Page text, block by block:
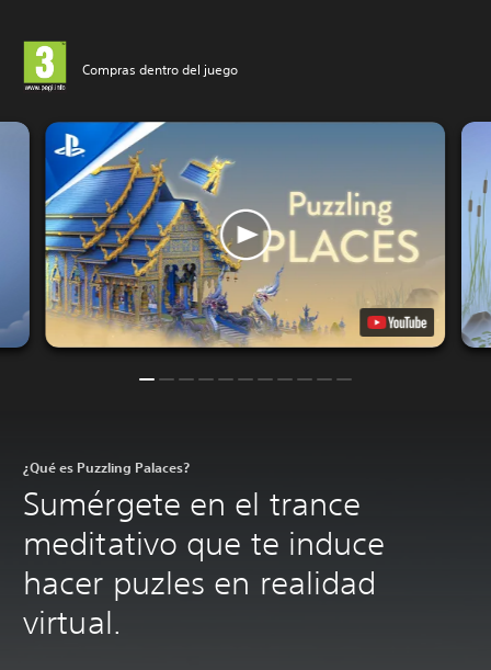
Compras dentro del juego
¿Qué es Puzzling Palaces?
Sumérgete en el trance
meditativo que te induce
hacer puzles en realidad
virtual.